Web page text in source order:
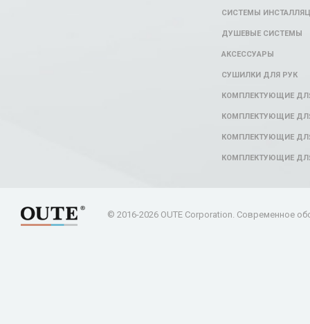
СИСТЕМЫ
ДУШЕВЫЕ СИСТЕМЫ
АКСЕССУАРЫ
СУШИЛКИ ДЛЯ РУК
КОМПЛЕКТУЮЩИЕ
КОМПЛЕКТУЮЩИЕ
КОМПЛЕКТУЮЩИЕ
КОМПЛЕКТУЮЩИЕ
© 2016-2026 OUTE Corporation. Современное